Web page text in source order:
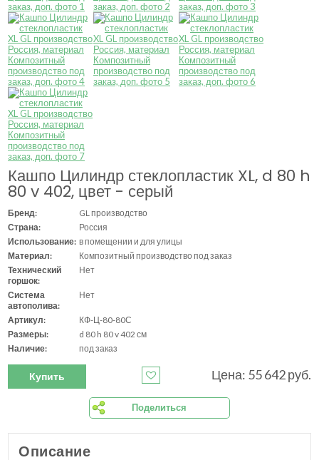
Кашпо Цилиндр стеклопластик XL, d 80 h
80 v 402, цвет - серый
Бренд:
GL производство
Страна:
Россия
Использование: в помещении и для улицы
Материал:
Композитный производство под заказ
Технический
горшок:
Нет
Система
автополива:
Нет
Артикул:
КФ-Ц-80-80С
Размеры:
d 80 h 80 v 402 см
Наличие:
под заказ
Купить Цена: 55 642 руб.
Поделиться
Описание